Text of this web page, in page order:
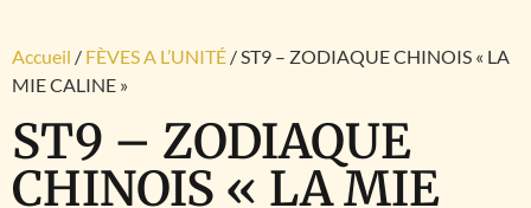
Accueil / FÈVES A L’UNITÉ / ST9 – ZODIAQUE CHINOIS « LA
MIE CALINE »
ST9 – ZODIAQUE
CHINOIS « LA MIE